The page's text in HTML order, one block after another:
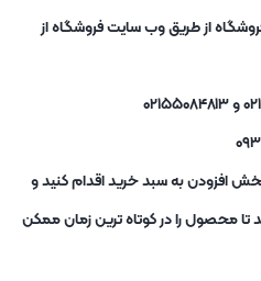
از طریق وب سایت فروشگاه از
افزودن به سبد خرید اقدام کنید و
تا محصول را در کوتاه ترین زمان ممکن